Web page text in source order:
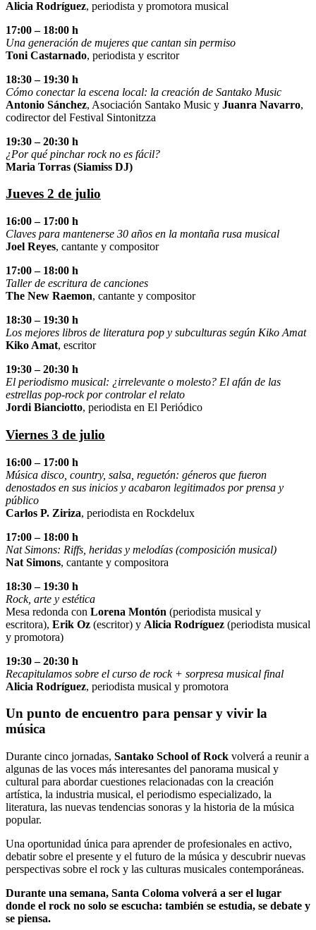
Alicia Rodríguez, periodista y promotora musical
17:00 – 18:00 h
Una generación de mujeres que cantan sin permiso
Toni Castarnado, periodista y escritor
18:30 – 19:30 h
Cómo conectar la escena local: la creación de Santako Music
Antonio Sánchez, Asociación Santako Music y Juanra Navarro,
codirector del Festival Sintonitzza
19:30 – 20:30 h
¿Por qué pinchar rock no es fácil?
Maria Torras (Siamiss DJ)
Jueves 2 de julio
16:00 – 17:00 h
Claves para mantenerse 30 años en la montaña rusa musical
Joel Reyes, cantante y compositor
17:00 – 18:00 h
Taller de escritura de canciones
The New Raemon, cantante y compositor
18:30 – 19:30 h
Los mejores libros de literatura pop y subculturas según Kiko Amat
Kiko Amat, escritor
19:30 – 20:30 h
El periodismo musical: ¿irrelevante o molesto? El afán de las
estrellas pop-rock por controlar el relato
Jordi Bianciotto, periodista en El Periódico
Viernes 3 de julio
16:00 – 17:00 h
Música disco, country, salsa, reguetón: géneros que fueron
denostados en sus inicios y acabaron legitimados por prensa y
público
Carlos P. Ziriza, periodista en Rockdelux
17:00 – 18:00 h
Nat Simons: Riffs, heridas y melodías (composición musical)
Nat Simons, cantante y compositora
18:30 – 19:30 h
Rock, arte y estética
Mesa redonda con Lorena Montón (periodista musical y
escritora), Erik Oz (escritor) y Alicia Rodríguez (periodista musical
y promotora)
19:30 – 20:30 h
Recapitulamos sobre el curso de rock + sorpresa musical final
Alicia Rodríguez, periodista musical y promotora
Un punto de encuentro para pensar y vivir la
música
Durante cinco jornadas, Santako School of Rock volverá a reunir a
algunas de las voces más interesantes del panorama musical y
cultural para abordar cuestiones relacionadas con la creación
artística, la industria musical, el periodismo especializado, la
literatura, las nuevas tendencias sonoras y la historia de la música
popular.
Una oportunidad única para aprender de profesionales en activo,
debatir sobre el presente y el futuro de la música y descubrir nuevas
perspectivas sobre el rock y las culturas musicales contemporáneas.
Durante una semana, Santa Coloma volverá a ser el lugar
donde el rock no solo se escucha: también se estudia, se debate y
se piensa.